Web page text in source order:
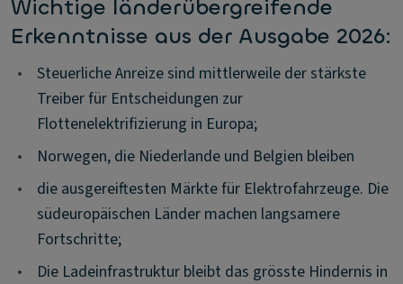
Wichtige länderübergreifende
Erkenntnisse aus der Ausgabe 2026:
•
Steuerliche Anreize sind mittlerweile der stärkste
Treiber für Entscheidungen zur
Flottenelektrifizierung in Europa;
•
Norwegen, die Niederlande und Belgien bleiben
•
die ausgereiftesten Märkte für Elektrofahrzeuge. Die
südeuropäischen Länder machen langsamere
Fortschritte;
•
Die Ladeinfrastruktur bleibt das grösste Hindernis in